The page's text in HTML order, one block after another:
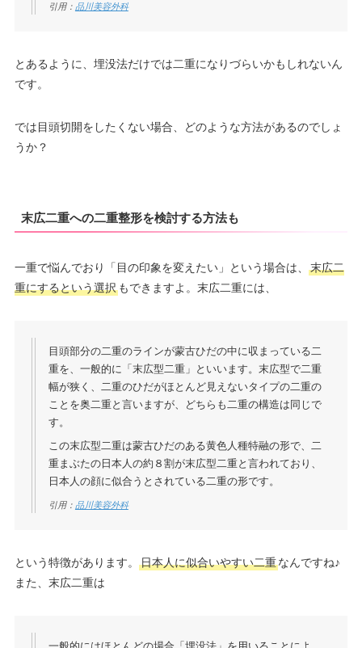
引用： 品川美容外科
とあるように、埋没法だけでは二重になりづらいかもしれないん
です。
では目頭切開をしたくない場合、どのような方法があるのでしょ
うか？
末広二重への二重整形を検討する方法も
一重で悩んでおり「目の印象を変えたい」という場合は、
末広二
重にするという選択もできますよ。末広二重には、
目頭部分の二重のラインが蒙古ひだの中に収まっている二
重を、一般的に「末広型二重」といいます。末広型で二重
幅が狭く、二重のひだがほとんど見えないタイプの二重の
ことを奥二重と言いますが、どちらも二重の構造は同じで
す。
この末広型二重は蒙古ひだのある黄色人種特融の形で、二
重まぶたの日本人の約８割が末広型二重と言われており、
日本人の顔に似合うとされている二重の形です。
引用： 品川美容外科
という特徴があります。 日本人に似合いやすい二重なんですね♪
また、末広二重は